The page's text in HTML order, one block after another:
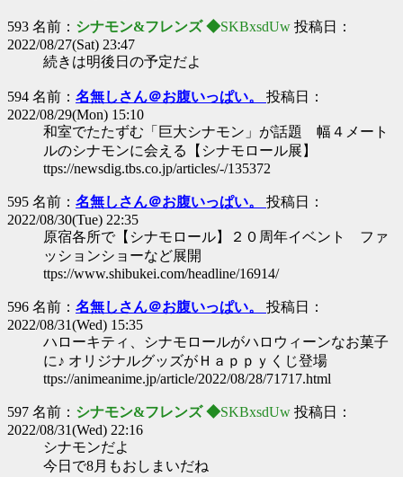
593 名前： シナモン&フレンズ ◆SKBxsdUw 投稿日：
2022/08/27(Sat) 23:47
続きは明後日の予定だよ
594 名前： 名無しさん＠お腹いっぱい。 投稿日：
2022/08/29(Mon) 15:10
和室でたたずむ「巨大シナモン」が話題 幅４メート
ルのシナモンに会える【シナモロール展】
ttps://newsdig.tbs.co.jp/articles/-/135372
595 名前： 名無しさん＠お腹いっぱい。 投稿日：
2022/08/30(Tue) 22:35
原宿各所で【シナモロール】２０周年イベント ファ
ッションショーなど展開
ttps://www.shibukei.com/headline/16914/
596 名前： 名無しさん＠お腹いっぱい。 投稿日：
2022/08/31(Wed) 15:35
ハローキティ、シナモロールがハロウィーンなお菓子
に♪ オリジナルグッズがＨａｐｐｙくじ登場
ttps://animeanime.jp/article/2022/08/28/71717.html
597 名前： シナモン&フレンズ ◆SKBxsdUw 投稿日：
2022/08/31(Wed) 22:16
シナモンだよ
今日で8月もおしまいだね